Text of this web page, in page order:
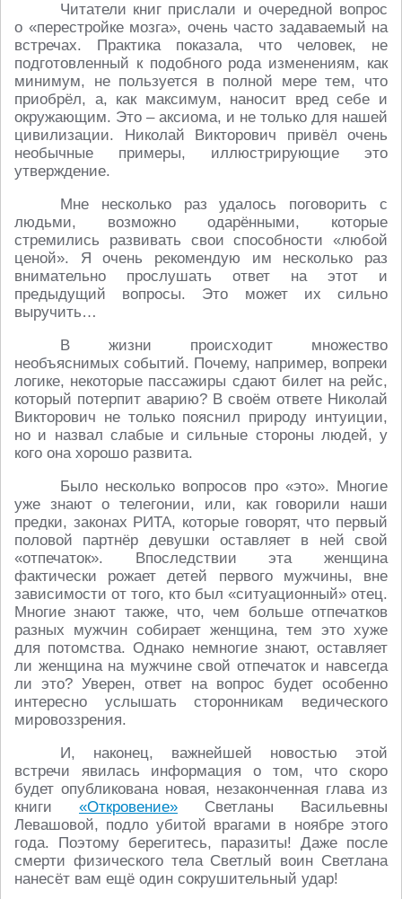
Читатели книг прислали и очередной вопрос
о «перестройке мозга», очень часто задаваемый на
встречах. Практика показала, что человек, не
подготовленный к подобного рода изменениям, как
минимум, не пользуется в полной мере тем, что
приобрёл, а, как максимум, наносит вред себе и
окружающим. Это – аксиома, и не только для нашей
цивилизации. Николай Викторович привёл очень
необычные примеры, иллюстрирующие это
утверждение.
Мне несколько раз удалось поговорить с
людьми, возможно одарёнными, которые
стремились развивать свои способности «любой
ценой». Я очень рекомендую им несколько раз
внимательно прослушать ответ на этот и
предыдущий вопросы. Это может их сильно
выручить…
В жизни происходит множество
необъяснимых событий. Почему, например, вопреки
логике, некоторые пассажиры сдают билет на рейс,
который потерпит аварию? В своём ответе Николай
Викторович не только пояснил природу интуиции,
но и назвал слабые и сильные стороны людей, у
кого она хорошо развита.
Было несколько вопросов про «это». Многие
уже знают о телегонии, или, как говорили наши
предки, законах РИТА, которые говорят, что первый
половой партнёр девушки оставляет в ней свой
«отпечаток». Впоследствии эта женщина
фактически рожает детей первого мужчины, вне
зависимости от того, кто был «ситуационный» отец.
Многие знают также, что, чем больше отпечатков
разных мужчин собирает женщина, тем это хуже
для потомства. Однако немногие знают, оставляет
ли женщина на мужчине свой отпечаток и навсегда
ли это? Уверен, ответ на вопрос будет особенно
интересно услышать сторонникам ведического
мировоззрения.
И, наконец, важнейшей новостью этой
встречи явилась информация о том, что скоро
будет опубликована новая, незаконченная глава из
книги «Откровение» Светланы Васильевны
Левашовой, подло убитой врагами в ноябре этого
года. Поэтому берегитесь, паразиты! Даже после
смерти физического тела Светлый воин Светлана
нанесёт вам ещё один сокрушительный удар!